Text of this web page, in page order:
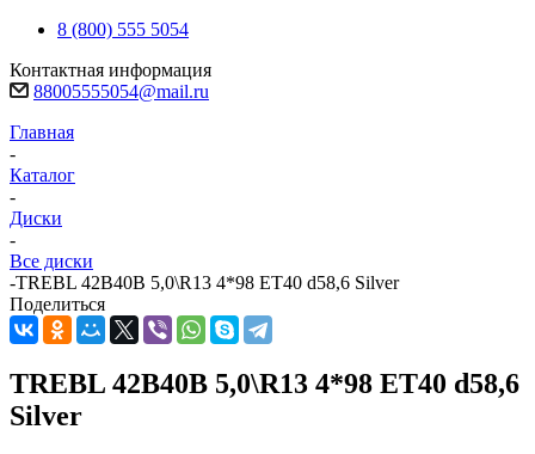
8 (800) 555 5054
Контактная информация
88005555054@mail.ru
Главная
-
Каталог
-
Диски
-
Все диски
-TREBL 42B40B 5,0\R13 4*98 ET40 d58,6 Silver
Поделиться
TREBL 42B40B 5,0\R13 4*98 ET40 d58,6
Silver